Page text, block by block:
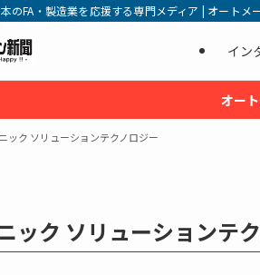
のFA・製造業を応援する専門メディア | オートメ
イン
オー
ック ソリューションテクノロジー
ック ソリューションテ